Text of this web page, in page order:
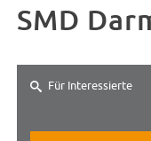
SMD
Für Interessierte